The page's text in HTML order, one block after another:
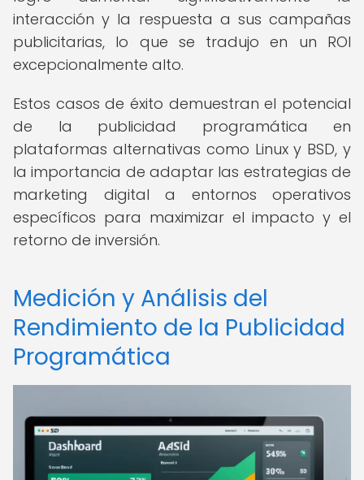
interacción y la respuesta a sus campañas
publicitarias, lo que se tradujo en un ROI
excepcionalmente alto.
Estos casos de éxito demuestran el potencial
de la publicidad programática en
plataformas alternativas como Linux y BSD, y
la importancia de adaptar las estrategias de
marketing digital a entornos operativos
específicos para maximizar el impacto y el
retorno de inversión.
Medición y Análisis del
Rendimiento de la Publicidad
Programática